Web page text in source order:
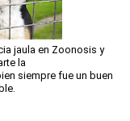
jaula en Zoonosis y
la
siempre fue un buen